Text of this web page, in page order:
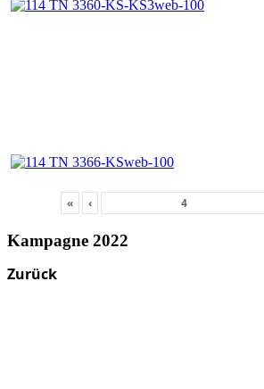
« ‹
Kampagne 2022
Zurück